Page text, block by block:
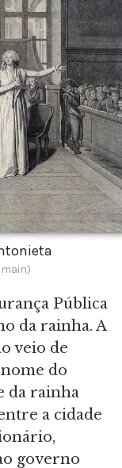
Pública
da rainha. A
veio de
do
da rainha
a cidade
governo